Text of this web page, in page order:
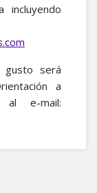
gusto será
a
e-mail: